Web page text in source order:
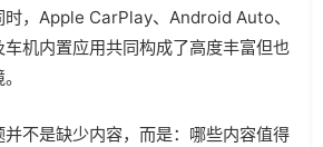
时，Apple CarPlay、Android Auto、
机内置应用共同构成了高度丰富但也
不是缺少内容，而是：哪些内容值得